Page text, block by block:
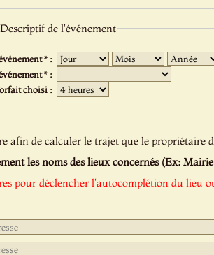
Descriptif de l'événement
* :
* :
choisi :
afin de calculer le trajet que le propriétaire
les noms des lieux concernés (Ex: Mairie
pour déclencher l'autocomplétion du lieu